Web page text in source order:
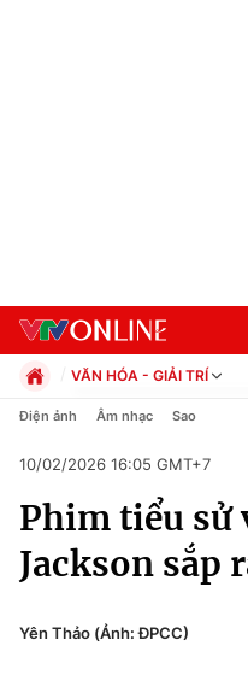
Chuyên mục
Chính trị
VĂN HÓA - GIẢI TRÍ
Chính trị
Pháp luật
Kinh tế
Thể thao
Truyền hình
Y tế
Điện ảnh Âm nhạc Sao
10/02/2026 16:05 GMT+7
Phim tiểu sử
Jackson sắp
Yên Thảo (Ảnh: ĐPCC)